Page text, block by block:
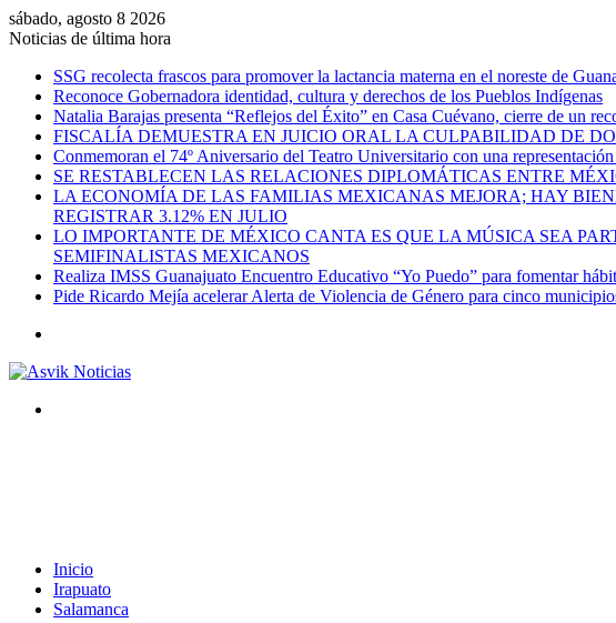
sábado, agosto 8 2026
Noticias de última hora
SSG recolecta frascos para promover la lactancia materna en el noreste de
Reconoce Gobernadora identidad, cultura y derechos de los Pueblos Indígenas
Natalia Barajas presenta “Reflejos del Éxito” en Casa Cuévano, cierre de un
FISCALÍA DEMUESTRA EN JUICIO ORAL LA CULPABILIDAD DE
Conmemoran el 74º Aniversario del Teatro Universitario con una
SE RESTABLECEN LAS RELACIONES DIPLOMÁTICAS ENTRE
LA ECONOMÍA DE LAS FAMILIAS MEXICANAS MEJORA; HAY
REGISTRAR 3.12% EN JULIO
LO IMPORTANTE DE MÉXICO CANTA ES QUE LA MÚSICA SEA
SEMIFINALISTAS MEXICANOS
Realiza IMSS Guanajuato Encuentro Educativo “Yo Puedo” para fomentar
Pide Ricardo Mejía acelerar Alerta de Violencia de Género para cinco
Inicio
Irapuato
Salamanca